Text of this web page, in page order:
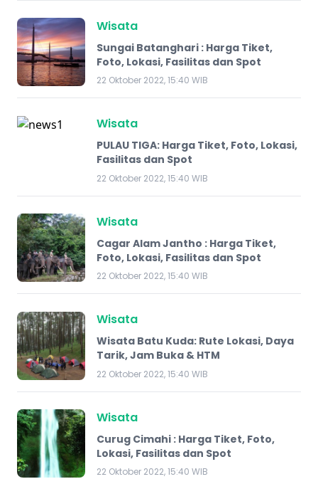
Wisata
Sungai Batanghari : Harga Tiket,
Foto, Lokasi, Fasilitas dan Spot
22 Oktober 2022, 15:40 WIB
Wisata
PULAU TIGA: Harga Tiket, Foto, Lokasi,
Fasilitas dan Spot
22 Oktober 2022, 15:40 WIB
Wisata
Cagar Alam Jantho : Harga Tiket,
Foto, Lokasi, Fasilitas dan Spot
22 Oktober 2022, 15:40 WIB
Wisata
Wisata Batu Kuda: Rute Lokasi, Daya
Tarik, Jam Buka & HTM
22 Oktober 2022, 15:40 WIB
Wisata
Curug Cimahi : Harga Tiket, Foto,
Lokasi, Fasilitas dan Spot
22 Oktober 2022, 15:40 WIB